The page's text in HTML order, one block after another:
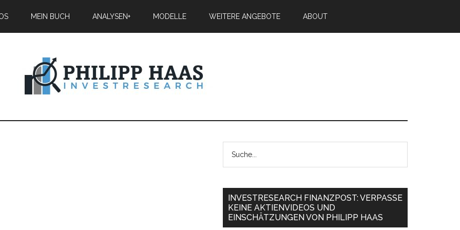
MEIN BUCH ANALYSEN+ MODELLE WEITERE ANGEBOTE ABOUT
INVESTRESEARCH FINANZPOST: VERPASSE
KEINE AKTIENVIDEOS UND
EINSCHÄTZUNGEN VON PHILIPP HAAS